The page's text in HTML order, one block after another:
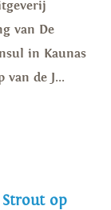
van De
in Kaunas
de J...
Strout op